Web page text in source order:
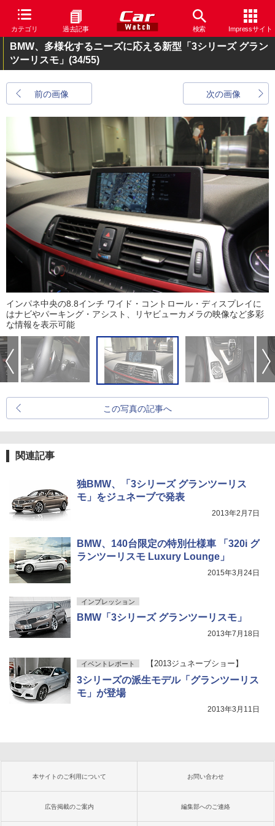
カテゴリ 過去記事 検索 Impressサイト
BMW、多様化するニーズに応える新型「3シリーズ グラン
ツーリスモ」 (34/55)
前の画像 次の画像
インパネ中央の8.8インチ ワイド・コントロール・ディスプレイに
はナビやパーキング・アシスト、リヤビューカメラの映像など多彩
な情報を表示可能
この写真の記事へ
関連記事
独BMW、「3シリーズ グランツーリス
モ」をジュネーブで発表
2013年2月7日
BMW、140台限定の特別仕様車 「320i グ
ランツーリスモ Luxury Lounge」
2015年3月24日
インプレッション
BMW「3シリーズ グランツーリスモ」
2013年7月18日
イベントレポート 【2013ジュネーブショー】
3シリーズの派生モデル「グランツーリス
モ」が登場
2013年3月11日
本サイトのご利用について お問い合わせ
広告掲載のご案内 編集部へのご連絡